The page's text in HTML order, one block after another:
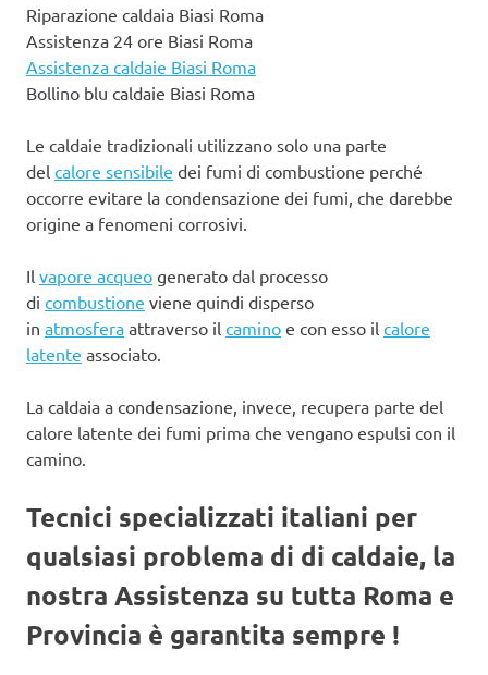
Riparazione caldaia Biasi Roma
Assistenza 24 ore Biasi Roma
Assistenza caldaie Biasi Roma
Bollino blu caldaie Biasi Roma
Le caldaie tradizionali utilizzano solo una parte
del calore sensibile dei fumi di combustione perché
occorre evitare la condensazione dei fumi, che darebbe
origine a fenomeni corrosivi.
Il vapore acqueo generato dal processo
di combustione viene quindi disperso
in atmosfera attraverso il camino e con esso il calore
latente associato.
La caldaia a condensazione, invece, recupera parte del
calore latente dei fumi prima che vengano espulsi con il
camino.
Tecnici specializzati italiani per
qualsiasi problema di di caldaie, la
nostra Assistenza su tutta Roma e
Provincia è garantita sempre !